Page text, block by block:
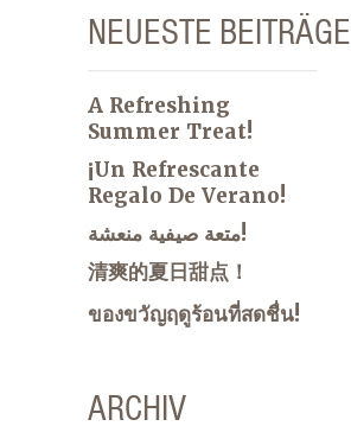
NEUESTE BEITRÄGE
A Refreshing
Summer Treat!
¡Un Refrescante
Regalo De Verano!
متعة صيفية منعشة!
清爽的夏日甜点！
ของขวัญฤดูร้อนที่สดชื่น!
ARCHIV